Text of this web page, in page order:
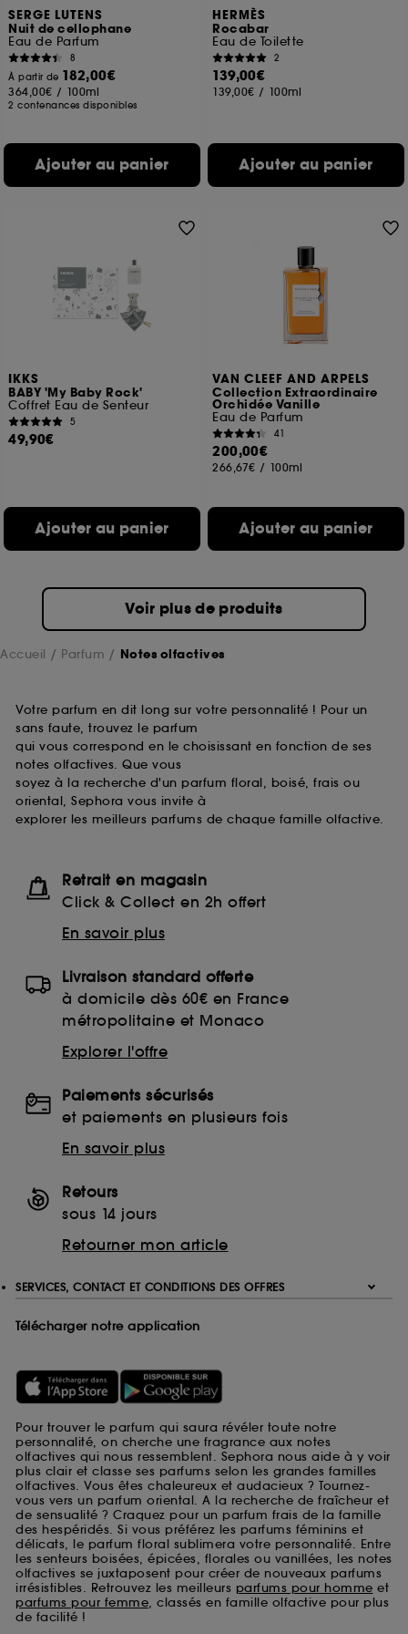
SERGE LUTENS
Nuit de cellophane
Eau de Parfum
8
À partir de 182,00€
364,00€ / 100ml
2 contenances disponibles
Ajouter au panier
HERMÈS
Rocabar
Eau de Toilette
2
139,00€
139,00€ / 100ml
Ajouter au panier
IKKS
BABY 'My Baby Rock'
Coffret Eau de Senteur
5
49,90€
Ajouter au panier
VAN CLEEF AND ARPELS
Collection Extraordinaire
Orchidée Vanille
Eau de Parfum
41
200,00€
266,67€ / 100ml
Ajouter au panier
Voir plus de produits
Accueil Parfum Notes olfactives
Votre parfum en dit long sur votre personnalité ! Pour un
sans faute, trouvez le parfum
qui vous correspond en le choisissant en fonction de ses
notes olfactives. Que vous
soyez à la recherche d'un parfum floral, boisé, frais ou
oriental, Sephora vous invite à
explorer les meilleurs parfums de chaque famille olfactive.
Retrait en magasin
Click & Collect en 2h offert
En savoir plus
Livraison standard offerte
à domicile dès 60€ en France
métropolitaine et Monaco
Explorer l'offre
Paiements sécurisés
et paiements en plusieurs fois
En savoir plus
Retours
sous 14 jours
Retourner mon article
SERVICES, CONTACT ET CONDITIONS DES OFFRES
Télécharger notre application
Pour trouver le parfum qui saura révéler toute notre
personnalité, on cherche une fragrance aux notes
olfactives qui nous ressemblent. Sephora nous aide à y voir
plus clair et classe ses parfums selon les grandes familles
olfactives. Vous êtes chaleureux et audacieux ? Tournez-
vous vers un parfum oriental. A la recherche de fraîcheur et
de sensualité ? Craquez pour un parfum frais de la famille
des hespéridés. Si vous préférez les parfums féminins et
délicats, le parfum floral sublimera votre personnalité. Entre
les senteurs boisées, épicées, florales ou vanillées, les notes
olfactives se juxtaposent pour créer de nouveaux parfums
irrésistibles. Retrouvez les meilleurs parfums pour homme et
parfums pour femme, classés en famille olfactive pour plus
de facilité !